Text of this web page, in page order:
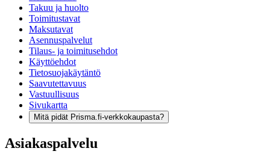
Takuu ja huolto
Toimitustavat
Maksutavat
Asennuspalvelut
Tilaus- ja toimitusehdot
Käyttöehdot
Tietosuojakäytäntö
Saavutettavuus
Vastuullisuus
Sivukartta
Mitä pidät Prisma.fi-verkkokaupasta?
Asiakaspalvelu